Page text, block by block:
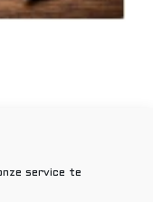
service te